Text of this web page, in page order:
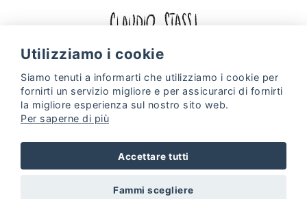
Facebook
Politica sui cookie politica sulla riservatezza
Web Design & Digital Marketing byProjectes a Internet
Utilizziamo i cookie
Siamo tenuti a informarti che utilizziamo i cookie per
fornirti un servizio migliore e per assicurarci di fornirti
la migliore esperienza sul nostro sito web.
Per saperne di più
Accettare tutti
Fammi scegliere